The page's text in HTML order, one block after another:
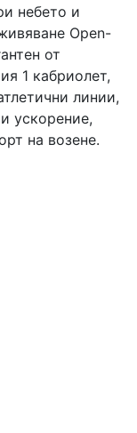
небето и
Open-
от
1 кабриолет,
линии,
ускорение,
на возене.